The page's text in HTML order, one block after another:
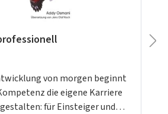
von morgen beginnt
die eigene Karriere
für Einsteiger und